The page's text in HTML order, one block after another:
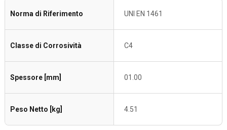
Norma di Riferimento UNI EN 1461
Classe di Corrosività C4
Spessore [mm] 01.00
Peso Netto [kg] 4.51